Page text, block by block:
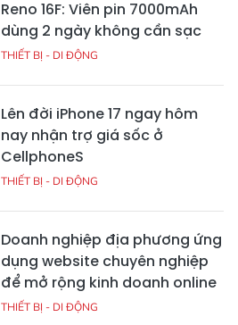
Reno 16F: Viên pin 7000mAh
dùng 2 ngày không cần sạc
THIẾT BỊ - DI ĐỘNG
Lên đời iPhone 17 ngay hôm
nay nhận trợ giá sốc ở
CellphoneS
THIẾT BỊ - DI ĐỘNG
Doanh nghiệp địa phương ứng
dụng website chuyên nghiệp
để mở rộng kinh doanh online
THIẾT BỊ - DI ĐỘNG